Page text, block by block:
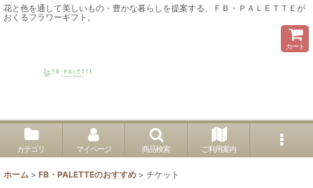
花と色を通して美しいもの・豊かな暮らしを提案する、ＦＢ・ＰＡＬＥＴＴＥが
おくるフラワーギフト。
カート
カテゴリ マイページ 商品検索 ご利用案内
ホーム > FB・PALETTEのおすすめ > チケット